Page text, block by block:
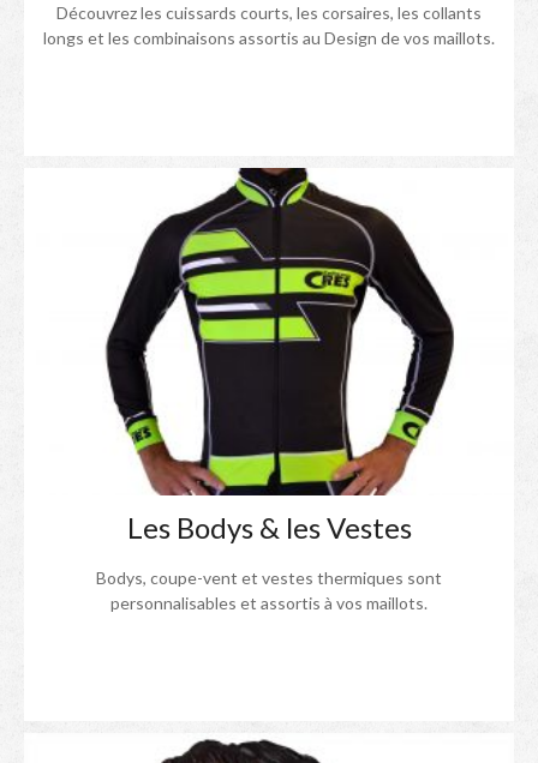
Découvrez les cuissards courts, les corsaires, les collants
longs et les combinaisons assortis au Design de vos maillots.
Les Bodys & les Vestes
Bodys, coupe-vent et vestes thermiques sont
personnalisables et assortis à vos maillots.